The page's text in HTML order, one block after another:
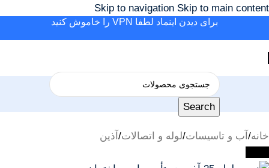
Skip to navigation Skip to main content
برای دیدن اینماد لطفا VPN را خاموش کنید
Search
خانه/ آب و تاسیسات/لوله و اتصالات/ آذین